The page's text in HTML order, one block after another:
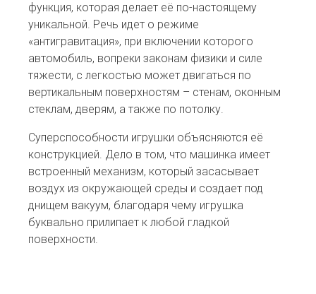
функция, которая делает её по-настоящему
уникальной. Речь идет о режиме
«антигравитация», при включении которого
автомобиль, вопреки законам физики и силе
тяжести, с легкостью может двигаться по
вертикальным поверхностям – стенам, оконным
стеклам, дверям, а также по потолку.
Суперспособности игрушки объясняются её
конструкцией. Дело в том, что машинка имеет
встроенный механизм, который засасывает
воздух из окружающей среды и создает под
днищем вакуум, благодаря чему игрушка
буквально прилипает к любой гладкой
поверхности.